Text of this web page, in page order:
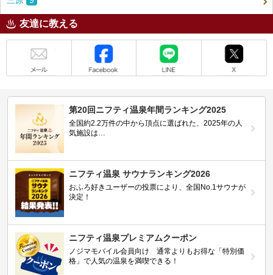
友達に教える
第20回ニフティ温泉年間ランキング2025
全国約2.2万件の中から頂点に選ばれた、2025年の人
気施設は…
ニフティ温泉 サウナランキング2026
おふろ好きユーザーの投票により、全国No.1サウナが
決定！
ニフティ温泉プレミアムクーポン
ノジマモバイル会員向け 通常よりもお得な「特別価
格」で人気の温泉を満喫できる！